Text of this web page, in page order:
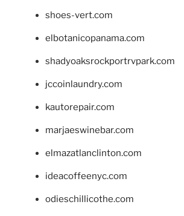
shoes-vert.com
elbotanicopanama.com
shadyoaksrockportrvpark.com
jccoinlaundry.com
kautorepair.com
marjaeswinebar.com
elmazatlanclinton.com
ideacoffeenyc.com
odieschillicothe.com